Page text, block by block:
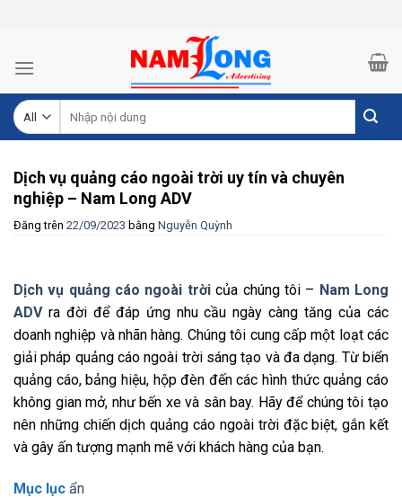
kiếm:
Dịch vụ quảng cáo ngoài trời uy tín và chuyên
nghiệp – Nam Long ADV
Đăng trên 22/09/2023 bằng Nguyễn Quỳnh
Dịch vụ quảng cáo ngoài trờicủa chúng tôi – Nam Long
ADVra đời để đáp ứng nhu cầu ngày càng tăng của các
doanh nghiệp và nhãn hàng. Chúng tôi cung cấp một loạt các
giải pháp quảng cáo ngoài trời sáng tạo và đa dạng. Từ biển
quảng cáo, bảng hiệu, hộp đèn đến các hình thức quảng cáo
không gian mở, như bến xe và sân bay. Hãy để chúng tôi tạo
nên những chiến dịch quảng cáo ngoài trời đặc biệt, gắn kết
và gây ấn tượng mạnh mẽ với khách hàng của bạn.
Mục lục ẩn